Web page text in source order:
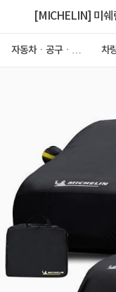
[MICHELIN] 미쉐
자동차ㆍ공구ㆍ안
차